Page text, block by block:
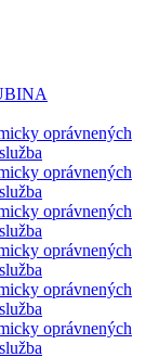
oprávnených
oprávnených
oprávnených
oprávnených
oprávnených
oprávnených